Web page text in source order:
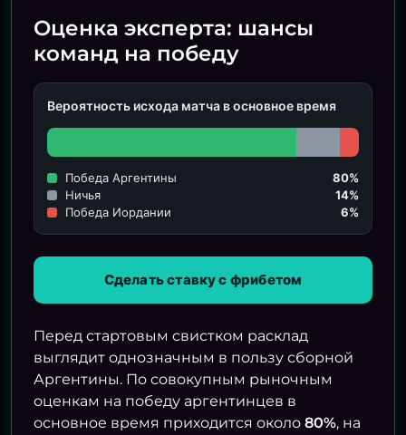
Оценка эксперта: шансы
команд на победу
Вероятность исхода матча в основное время
Победа Аргентины
80%
Ничья
14%
Победа Иордании
6%
Сделать ставку с фрибетом
Перед стартовым свистком расклад
выглядит однозначным в пользу сборной
Аргентины. По совокупным рыночным
оценкам на победу аргентинцев в
основное время приходится около 80%, на